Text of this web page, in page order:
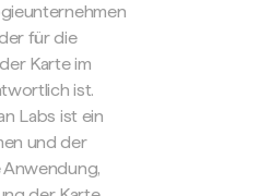
für die
Karte im
ist.
Labs ist ein
und der